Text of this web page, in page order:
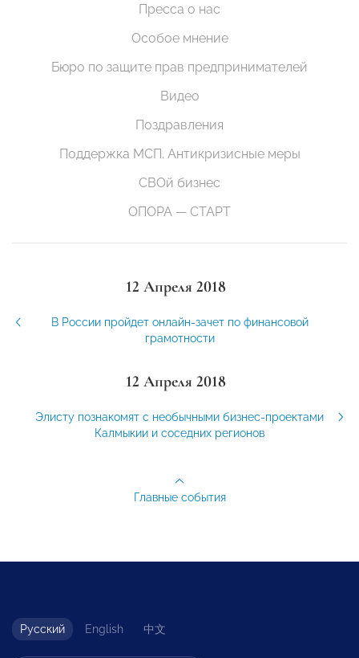
Пресса о нас
Особое мнение
Бюро по защите прав предпринимателей
Видео
Поздравления
Поддержка МСП. Антикризисные меры
СВОй бизнес
ОПОРА — СТАРТ
12 Апреля 2018
В России пройдет онлайн-зачет по финансовой
грамотности
12 Апреля 2018
Элисту познакомят с необычными бизнес-проектами
Калмыкии и соседних регионов
Главные события
Русский English 中文